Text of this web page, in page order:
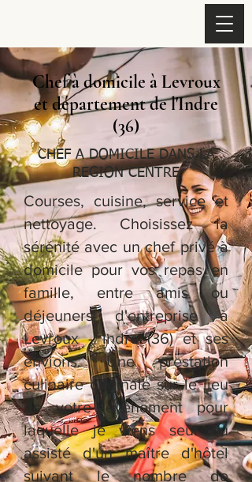
Chef à domicile à Levroux
et département de l'Indre
(36)
CHEF A DOMICILE DANS LA
REGION CENTRE
Courses, cuisine, service et
nettoyage. Choisissez la
sérénité avec un chef privé à
domicile pour vos repas en
famille, entre amis ou
déjeuners d'entreprise à
Levroux - Indre (36) et ses
envions. Une prestation
culinaire originale sur le lieu
de votre évènement pour
laquelle je viens seul ou
assisté d'un maître d'hôtel
suivant le nombre de